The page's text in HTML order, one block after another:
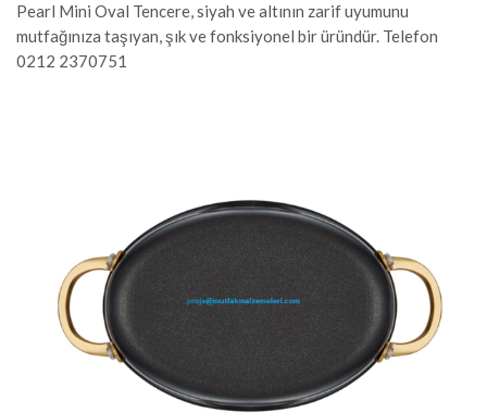
Pearl Mini Oval Tencere, siyah ve altının zarif uyumunu
mutfağınıza taşıyan, şık ve fonksiyonel bir üründür. Telefon
0212 2370751